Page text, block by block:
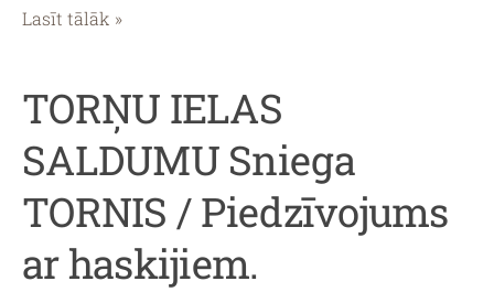
Lasīt tālāk »
TORŅU IELAS
SALDUMU Sniega
TORNIS / Piedzīvojums
ar haskijiem.